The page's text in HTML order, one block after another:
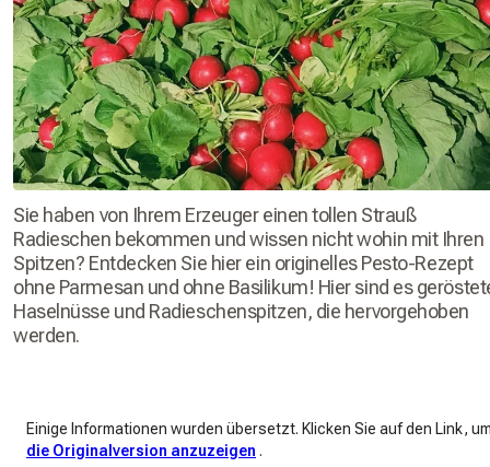
Sie haben von Ihrem Erzeuger einen tollen Strauß
Radieschen bekommen und wissen nicht wohin mit Ihren
Spitzen? Entdecken Sie hier ein originelles Pesto-Rezept
ohne Parmesan und ohne Basilikum! Hier sind es
Haselnüsse und Radieschenspitzen, die hervorgehoben
werden.
Einige Informationen wurden übersetzt. Klicken Sie auf den Link,
die Originalversion anzuzeigen .